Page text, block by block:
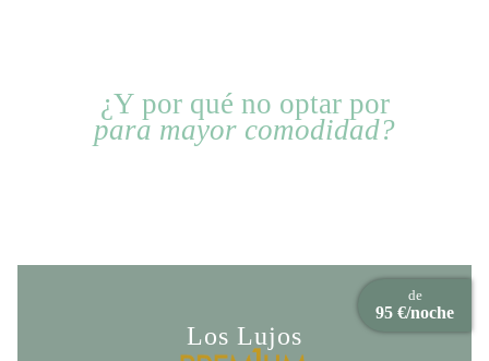
¿Y por qué no optar por
para mayor comodidad?
Los Lujos
de
95 €/noche